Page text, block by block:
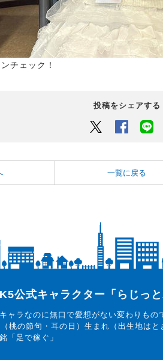
チェック！
投稿をシェアする
Twitter Facebook
一覧に戻る
公式キャラクター「らじっと
ャラなのに無口で愛想がない変わりも
桃の節句・耳の日）生まれ（出生地はと
「足で稼ぐ」